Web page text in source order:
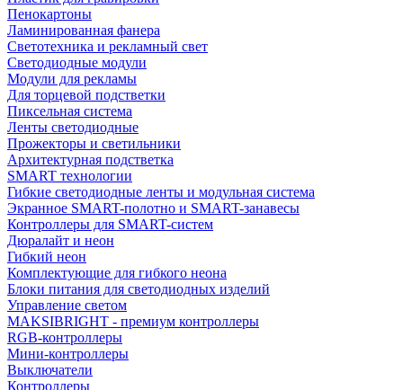
Пенокартоны
Ламинированная фанера
Светотехника и рекламный свет
Светодиодные модули
Модули для рекламы
Для торцевой подстветки
Пиксельная система
Ленты светодиодные
Прожекторы и светильники
Архитектурная подстветка
SMART технологии
Гибкие светодиодные ленты и модульная система
Экранное SMART-полотно и SMART-занавесы
Контроллеры для SMART-систем
Дюралайт и неон
Гибкий неон
Комплектующие для гибкого неона
Блоки питания для светодиодных изделий
Управление светом
MAKSIBRIGHT - премиум контроллеры
RGB-контроллеры
Мини-контроллеры
Выключатели
Контроллеры